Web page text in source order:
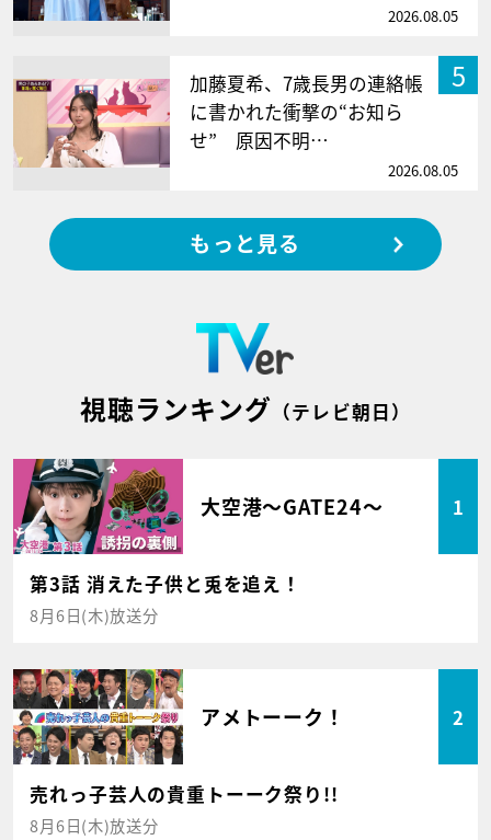
2026.08.05
5
加藤夏希、7歳長男の連絡帳
に書かれた衝撃の“お知ら
せ” 原因不明…
2026.08.05
もっと見る
視聴ランキング （テレビ朝日）
大空港～GATE24～ 1
第3話 消えた子供と兎を追え！
8月6日(木)放送分
アメトーーク！ 2
売れっ子芸人の貴重トーーク祭り!!
8月6日(木)放送分